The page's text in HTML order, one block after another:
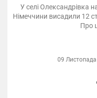
У селі Олександрівка
Німеччини висадили 12
Про
09